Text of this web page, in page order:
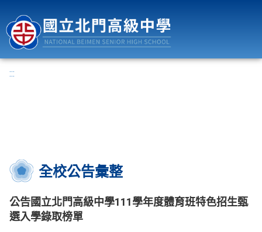
:::
全校公告彙整
公告國立北門高級中學111學年度體育班特色招生甄
選入學錄取榜單